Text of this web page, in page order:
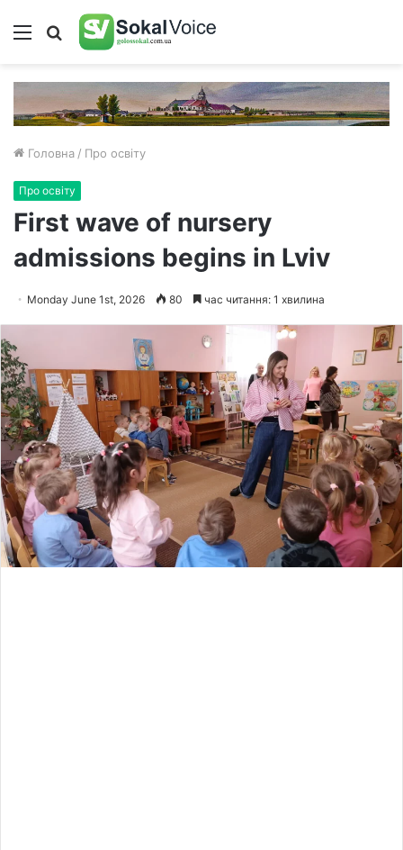
Меню Пошук
Головна / Про освіту
Про освіту
First wave of nursery
admissions begins in Lviv
Monday June 1st, 2026 80 час читання: 1 хвилина